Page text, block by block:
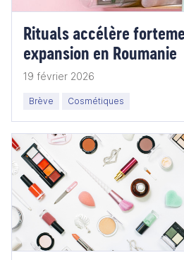
Rituals accélère
expansion en Roumanie
19 février 2026
Brève Cosmétiques